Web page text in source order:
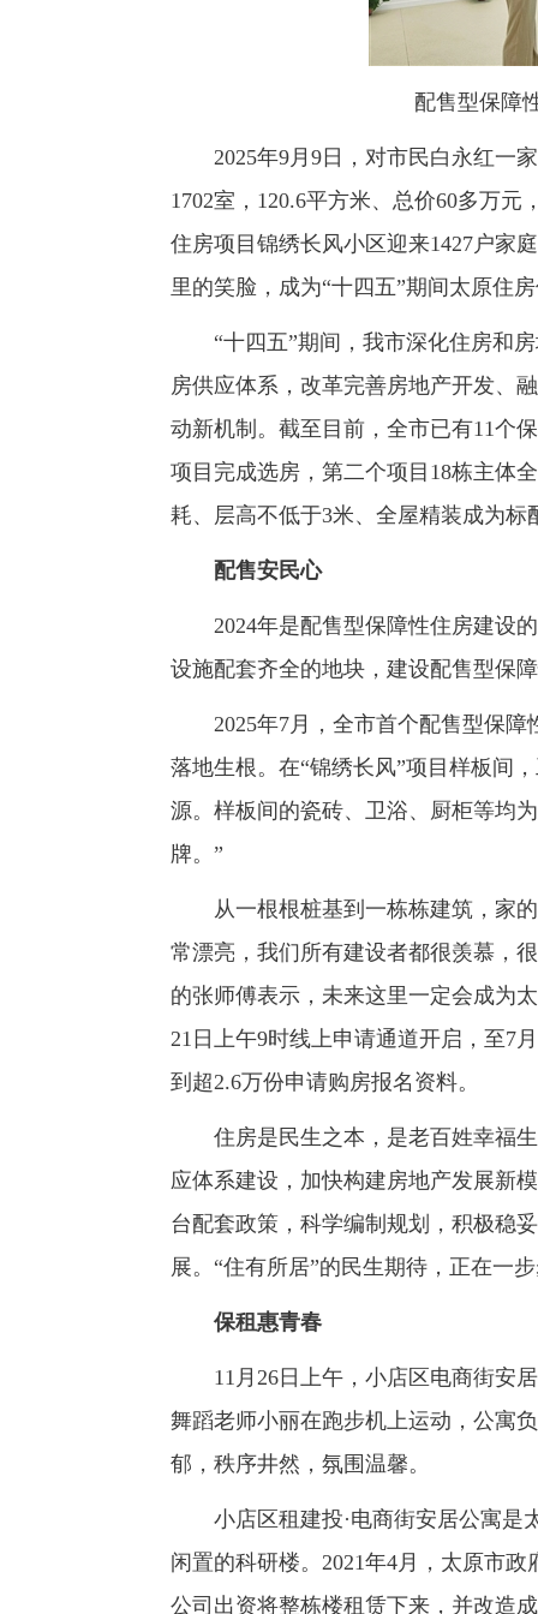
配售型保障
2025年9月9日，对市民白永红一家
1702室，120.6平方米、总价60多万
住房项目锦绣长风小区迎来1427户家
里的笑脸，成为“十四五”期间太原住
“十四五”期间，我市深化住房和房
房供应体系，改革完善房地产开发、
动新机制。截至目前，全市已有11个
项目完成选房，第二个项目18栋主体
耗、层高不低于3米、全屋精装成为标
配售安民心
2024年是配售型保障性住房建设的
设施配套齐全的地块，建设配售型保
2025年7月，全市首个配售型保障
落地生根。在“锦绣长风”项目样板间
源。样板间的瓷砖、卫浴、厨柜等均
牌。”
从一根根桩基到一栋栋建筑，家的
常漂亮，我们所有建设者都很羡慕，
的张师傅表示，未来这里一定会成为
21日上午9时线上申请通道开启，至7
到超2.6万份申请购房报名资料。
住房是民生之本，是老百姓幸福生
应体系建设，加快构建房地产发展新
台配套政策，科学编制规划，积极稳
展。“住有所居”的民生期待，正在一
保租惠青春
11月26日上午，小店区电商街安居
舞蹈老师小丽在跑步机上运动，公寓
郁，秩序井然，氛围温馨。
小店区租建投·电商街安居公寓是
闲置的科研楼。2021年4月，太原市
公司出资将整栋楼租赁下来，并改造